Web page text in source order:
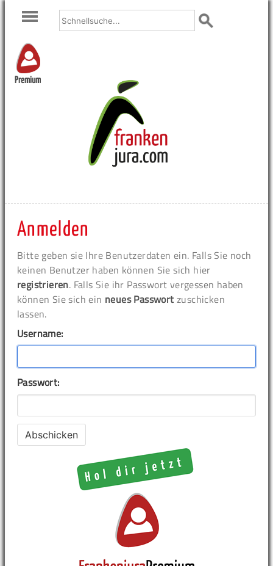
Premium
Anmelden
Bitte geben sie Ihre Benutzerdaten ein. Falls Sie noch
keinen Benutzer haben können Sie sich hier
registrieren. Falls Sie ihr Passwort vergessen haben
können Sie sich ein neues Passwort zuschicken
lassen.
Username:
Passwort: